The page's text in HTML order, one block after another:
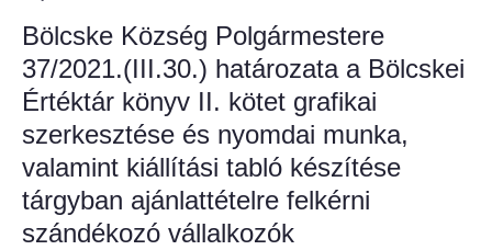
Bölcske település
Bölcske történelme
Mi újság Bölcskén?
Értéktár bizottság
Bölcske Község Polgármestere
37/2021.(III.30.) határozata a Bölcskei
Értéktár könyv II. kötet grafikai
szerkesztése és nyomdai munka,
valamint kiállítási tabló készítése
tárgyban ajánlattételre felkérni
szándékozó vállalkozók